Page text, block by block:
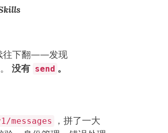
往下翻——发现
没有 send 。
，拼了一大